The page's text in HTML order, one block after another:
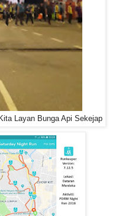
Layan Bunga Api Sekejap